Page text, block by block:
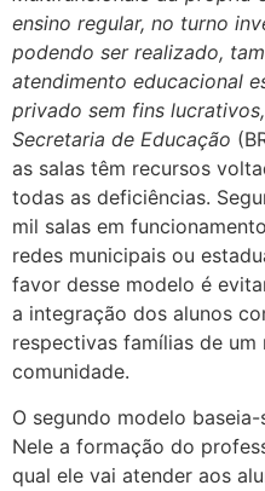
ensino regular, no turno
podendo ser realizado,
atendimento educacional
privado sem fins
Secretaria de Educação
as salas têm recursos
todas as deficiências.
mil salas em
redes municipais ou
favor desse modelo é
a integração dos alunos
respectivas famílias de um
comunidade.
O segundo modelo
Nele a formação do
qual ele vai atender aos